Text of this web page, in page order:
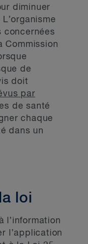
diminuer
concernées
Commission
de
doit
par
de santé
chaque
dans un
loi
l’information
l’application